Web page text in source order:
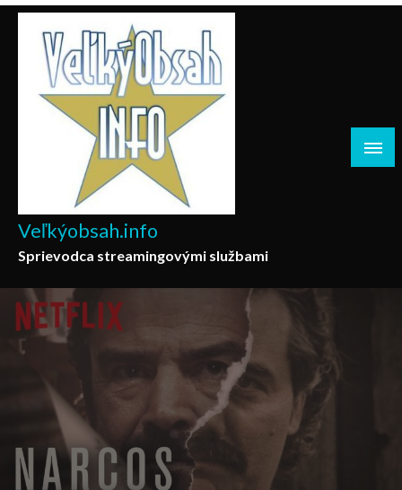
Skip
content
Veľkýobsah.info
Sprievodca streamingovými službami